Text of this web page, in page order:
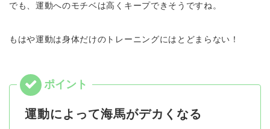
でも、運動へのモチベは高くキープできそうですね。
もはや運動は身体だけのトレーニングにはとどまらない！
運動によって海馬がデカくなる